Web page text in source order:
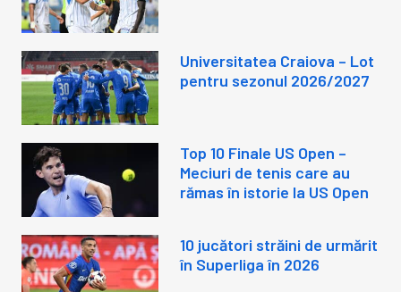
Universitatea Craiova – Lot
pentru sezonul 2026/2027
Top 10 Finale US Open –
Meciuri de tenis care au
rămas în istorie la US Open
10 jucători străini de urmărit
în Superliga în 2026